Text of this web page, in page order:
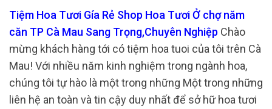
Tiệm Hoa Tươi Gía Rẻ Shop Hoa Tươi Ở chợ năm
căn TP Cà Mau Sang Trọng,Chuyên Nghiệp Chào
mừng khách hàng tới có tiệm hoa tuoi của tôi trên Cà
Mau! Với nhiều năm kinh nghiệm trong ngành hoa,
chúng tôi tự hào là một trong những Một trong những
liên hệ an toàn và tin cậy duy nhất để sở hữ hoa tươi